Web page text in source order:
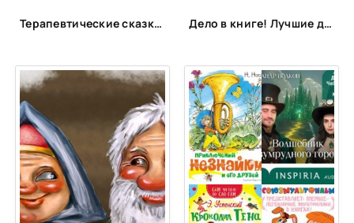
Терапевтические сказки для детей! Дело в книге! Лучшие детективы для детей и подростков